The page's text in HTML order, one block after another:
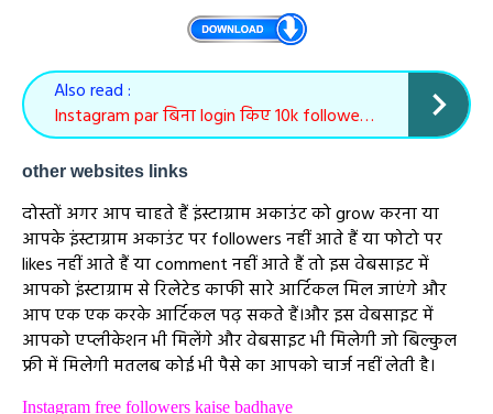
Also read :
Instagram par बिना login किए 10k followers kaise badhaye
other websites links
दोस्तों अगर आप चाहते हैं इंस्टाग्राम अकाउंट को grow करना या
आपके इंस्टाग्राम अकाउंट पर followers नहीं आते हैं या फोटो पर
likes नहीं आते हैं या comment नहीं आते हैं तो इस वेबसाइट में
आपको इंस्टाग्राम से रिलेटेड काफी सारे आर्टिकल मिल जाएंगे और
आप एक एक करके आर्टिकल पढ़ सकते हैं।और इस वेबसाइट में
आपको एप्लीकेशन भी मिलेंगे और वेबसाइट भी मिलेगी जो बिल्कुल
फ्री में मिलेगी मतलब कोई भी पैसे का आपको चार्ज नहीं लेती है।
Instagram free followers kaise badhaye